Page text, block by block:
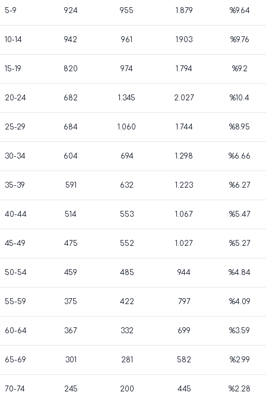
5-9 924 955 1.879 %9.64
10-14 942 961 1.903 %9.76
15-19 820 974 1.794 %9.2
20-24 682 1.345 2.027 %10.4
25-29 684 1.060 1.744 %8.95
30-34 604 694 1.298 %6.66
35-39 591 632 1.223 %6.27
40-44 514 553 1.067 %5.47
45-49 475 552 1.027 %5.27
50-54 459 485 944 %4.84
55-59 375 422 797 %4.09
60-64 367 332 699 %3.59
65-69 301 281 582 %2.99
70-74 245 200 445 %2.28